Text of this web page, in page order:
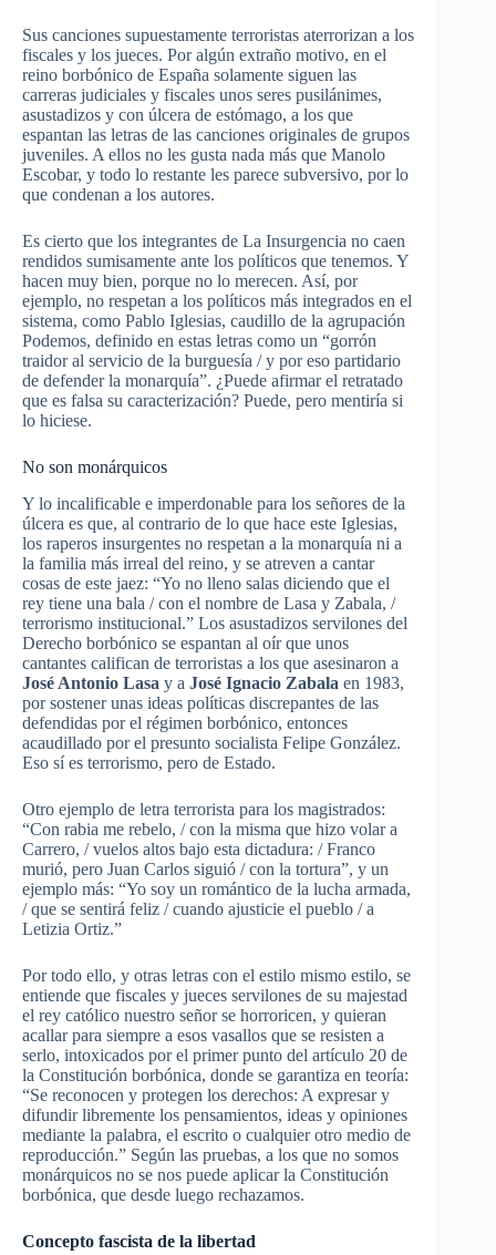
Sus canciones supuestamente terroristas aterrorizan a los
fiscales y los jueces. Por algún extraño motivo, en el
reino borbónico de España solamente siguen las
carreras judiciales y fiscales unos seres pusilánimes,
asustadizos y con úlcera de estómago, a los que
espantan las letras de las canciones originales de grupos
juveniles. A ellos no les gusta nada más que Manolo
Escobar, y todo lo restante les parece subversivo, por lo
que condenan a los autores.
Es cierto que los integrantes de La Insurgencia no caen
rendidos sumisamente ante los políticos que tenemos. Y
hacen muy bien, porque no lo merecen. Así, por
ejemplo, no respetan a los políticos más integrados en el
sistema, como Pablo Iglesias, caudillo de la agrupación
Podemos, definido en estas letras como un “gorrón
traidor al servicio de la burguesía / y por eso partidario
de defender la monarquía”. ¿Puede afirmar el retratado
que es falsa su caracterización? Puede, pero mentiría si
lo hiciese.
No son monárquicos
Y lo incalificable e imperdonable para los señores de la
úlcera es que, al contrario de lo que hace este Iglesias,
los raperos insurgentes no respetan a la monarquía ni a
la familia más irreal del reino, y se atreven a cantar
cosas de este jaez: “Yo no lleno salas diciendo que el
rey tiene una bala / con el nombre de Lasa y Zabala, /
terrorismo institucional.” Los asustadizos servilones del
Derecho borbónico se espantan al oír que unos
cantantes califican de terroristas a los que asesinaron a
José Antonio Lasa y a José Ignacio Zabala en 1983,
por sostener unas ideas políticas discrepantes de las
defendidas por el régimen borbónico, entonces
acaudillado por el presunto socialista Felipe González.
Eso sí es terrorismo, pero de Estado.
Otro ejemplo de letra terrorista para los magistrados:
“Con rabia me rebelo, / con la misma que hizo volar a
Carrero, / vuelos altos bajo esta dictadura: / Franco
murió, pero Juan Carlos siguió / con la tortura”, y un
ejemplo más: “Yo soy un romántico de la lucha armada,
/ que se sentirá feliz / cuando ajusticie el pueblo / a
Letizia Ortiz.”
Por todo ello, y otras letras con el estilo mismo estilo, se
entiende que fiscales y jueces servilones de su majestad
el rey católico nuestro señor se horroricen, y quieran
acallar para siempre a esos vasallos que se resisten a
serlo, intoxicados por el primer punto del artículo 20 de
la Constitución borbónica, donde se garantiza en teoría:
“Se reconocen y protegen los derechos: A expresar y
difundir libremente los pensamientos, ideas y opiniones
mediante la palabra, el escrito o cualquier otro medio de
reproducción.” Según las pruebas, a los que no somos
monárquicos no se nos puede aplicar la Constitución
borbónica, que desde luego rechazamos.
Concepto fascista de la libertad